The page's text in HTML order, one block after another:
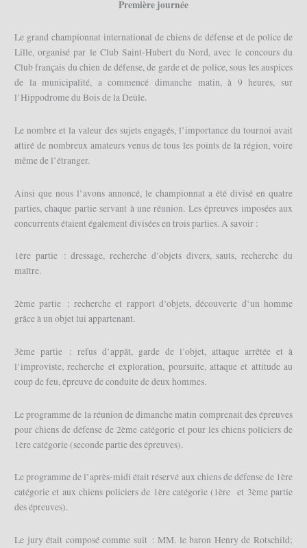
Première journée
Le grand championnat international de chiens de défense et de police de
Lille, organisé par le Club Saint-Hubert du Nord, avec le concours du
Club français du chien de défense, de garde et de police, sous les auspices
de la municipalité, a commencé dimanche matin, à 9 heures, sur
l’Hippodrome du Bois de la Deûle.
Le nombre et la valeur des sujets engagés, l’importance du tournoi avait
attiré de nombreux amateurs venus de tous les points de la région, voire
même de l’étranger.
Ainsi que nous l’avons annoncé, le championnat a été divisé en quatre
parties, chaque partie servant à une réunion. Les épreuves imposées aux
concurrents étaient également divisées en trois parties. A savoir :
1ère partie : dressage, recherche d’objets divers, sauts, recherche du
maître.
2ème partie : recherche et rapport d’objets, découverte d’un homme
grâce à un objet lui appartenant.
3ème partie : refus d’appât, garde de l’objet, attaque arrêtée et à
l’improviste, recherche et exploration, poursuite, attaque et attitude au
coup de feu, épreuve de conduite de deux hommes.
Le programme de la réunion de dimanche matin comprenait des épreuves
pour chiens de défense de 2ème catégorie et pour les chiens policiers de
1ère catégorie (seconde partie des épreuves).
Le programme de l’après-midi était réservé aux chiens de défense de 1ère
catégorie et aux chiens policiers de 1ère catégorie (1ère et 3ème partie
des épreuves).
Le jury était composé comme suit : MM. le baron Henry de Rotschild;